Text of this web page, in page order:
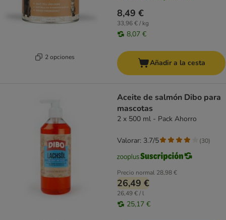
2 opciones
8,49 €
33,96 € / kg
8,07 €
Añadir a la cesta
Aceite de salmón Dibo para
mascotas
2 x 500 ml - Pack Ahorro
Precio normal 28,98 €
26,49 €
26,49 € / l
25,17 €
Valorar: 3.7/5 (30)